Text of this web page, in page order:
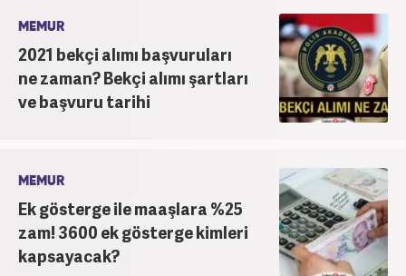
MEMUR
2021 bekçi alımı başvuruları
ne zaman? Bekçi alımı şartları
ve başvuru tarihi
MEMUR
Ek gösterge ile maaşlara %25
zam! 3600 ek gösterge kimleri
kapsayacak?